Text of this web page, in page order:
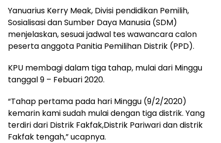
Yanuarius Kerry Meak, Divisi pendidikan Pemilih,
Sosialisasi dan Sumber Daya Manusia (SDM)
menjelaskan, sesuai jadwal tes wawancara calon
peserta anggota Panitia Pemilihan Distrik (PPD).
KPU membagi dalam tiga tahap, mulai dari Minggu
tanggal 9 – Febuari 2020.
“Tahap pertama pada hari Minggu (9/2/2020)
kemarin kami sudah mulai dengan tiga distrik. Yang
terdiri dari Distrik Fakfak,Distrik Pariwari dan distrik
Fakfak tengah,” ucapnya.